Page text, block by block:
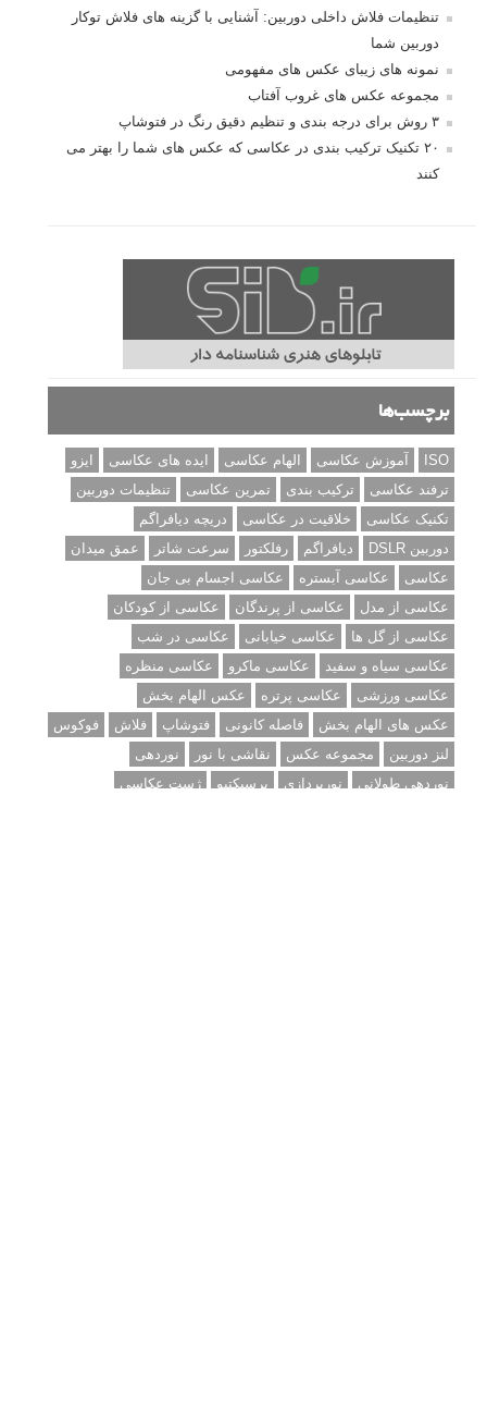
تنظیمات فلاش داخلی دوربین: آشنایی با گزینه های فلاش توکار
دوربین شما
نمونه های زیبای عکس های مفهومی
مجموعه عکس های غروب آفتاب
۳ روش برای درجه بندی و تنظیم دقیق رنگ در فتوشاپ
۲۰ تکنیک ترکیب بندی در عکاسی که عکس های شما را بهتر می
کنند
برچسب‌ها
ISO آموزش عکاسی الهام عکاسی ایده های عکاسی
ایزو
ترفند عکاسی
ترکیب بندی تمرین عکاسی
تنظیمات دوربین
تکنیک عکاسی
خلاقیت در عکاسی
دریچه دیافراگم
دوربین DSLR
دیافراگم رفلکتور سرعت شاتر
عمق میدان
عکاسی
عکاسی آبستره
عکاسی اجسام بی جان
عکاسی از مدل
عکاسی از پرندگان
عکاسی از کودکان
عکاسی از گل ها
عکاسی خیابانی
عکاسی در شب
عکاسی سیاه و سفید
عکاسی ماکرو
عکاسی منظره
عکاسی ورزشی
عکاسی پرتره
عکس الهام بخش
عکس های الهام بخش
فاصله کانونی فتوشاپ فلاش
فوکوس
لنز دوربین
مجموعه عکس نقاشی با نور
نوردهی
نوردهی طولانی
نورپردازی پرسپکتیو ژست عکاسی